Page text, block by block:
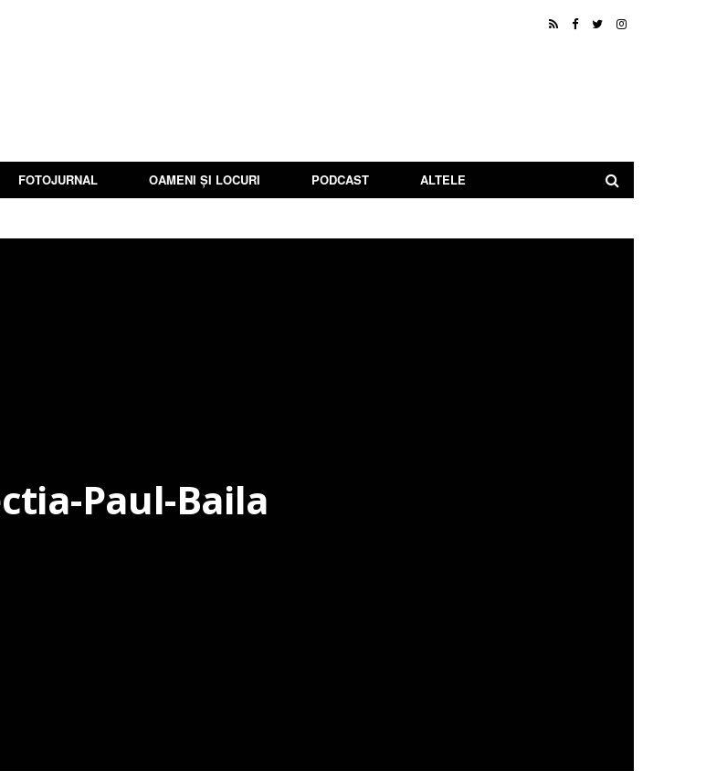
FOTOJURNAL OAMENI ȘI LOCURI PODCAST ALTELE
Paul-Baila